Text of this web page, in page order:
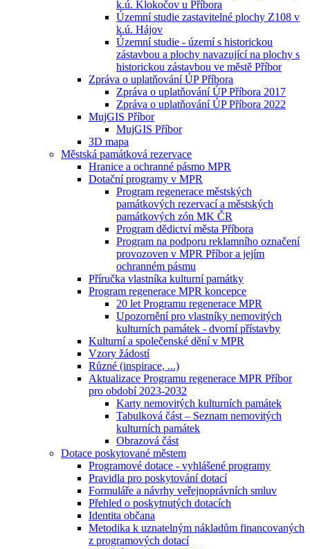
k.ú. Klokočov u Příbora
Územní studie zastavitelné plochy Z108 v
k.ú. Hájov
Územní studie - území s historickou
zástavbou a plochy navazující na plochy s
historickou zástavbou ve městě Příbor
Zpráva o uplatňování ÚP Příbora
Zpráva o uplatňování ÚP Příbora 2017
Zpráva o uplatňování ÚP Příbora 2022
MujGIS Příbor
MujGIS Příbor
3D mapa
Městská památková rezervace
Hranice a ochranné pásmo MPR
Dotační programy v MPR
Program regenerace městských
památkových rezervací a městských
památkových zón MK ČR
Program dědictví města Příbora
Program na podporu reklamního označení
provozoven v MPR Příbor a jejím
ochranném pásmu
Příručka vlastníka kulturní památky
Program regenerace MPR koncepce
20 let Programu regenerace MPR
Upozornění pro vlastníky nemovitých
kulturních památek - dvorní přístavby
Kulturní a společenské dění v MPR
Vzory žádostí
Různé (inspirace, ...)
Aktualizace Programu regenerace MPR Příbor
pro období 2023-2032
Karty nemovitých kulturních památek
Tabulková část – Seznam nemovitých
kulturních památek
Obrazová část
Dotace poskytované městem
Programové dotace - vyhlášené programy
Pravidla pro poskytování dotací
Formuláře a návrhy veřejnoprávních smluv
Přehled o poskytnutých dotacích
Identita občana
Metodika k uznatelným nákladům financovaných
z programových dotací